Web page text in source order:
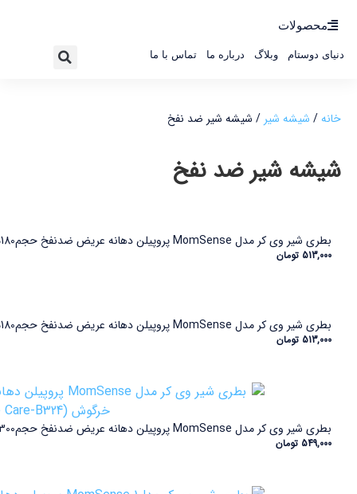
محصولات
دنیای دوستام وبلاگ درباره ما تماس با ما
خانه/ شیشه شیر / شیشه شیر ضد نفخ
شیشه شیر ضد نفخ
بطری شیر وی کر مدل MomSense پروپیلن دهانه عریض ضدنفخ حجم180میلی لیتر طرح رویا (Wee Care-B323)
513,000 تومان
بطری شیر وی کر مدل MomSense پروپیلن دهانه عریض ضدنفخ حجم180میلی لیتر طرح ماشین -(Wee Care-B323)
513,000 تومان
بطری شیر وی کر مدل MomSense پروپیلن دهانه عریض ضدنفخ حجم300میلی لیتر طرح خرگوش (Wee Care-B324)
549,000 تومان